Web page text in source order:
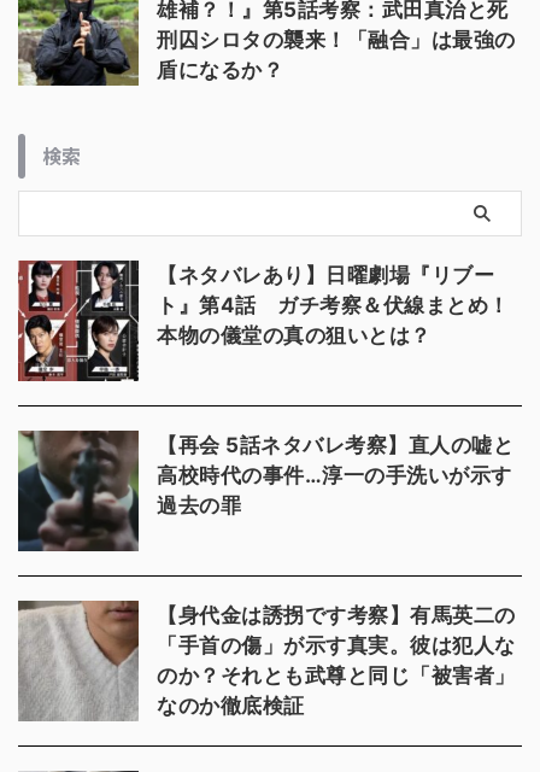
雄補？！』第5話考察：武田真治と死
刑囚シロタの襲来！「融合」は最強の
盾になるか？
検索
【ネタバレあり】日曜劇場『リブー
ト』第4話 ガチ考察＆伏線まとめ！
本物の儀堂の真の狙いとは？
【再会 5話ネタバレ考察】直人の嘘と
高校時代の事件…淳一の手洗いが示す
過去の罪
【身代金は誘拐です考察】有馬英二の
「手首の傷」が示す真実。彼は犯人な
のか？それとも武尊と同じ「被害者」
なのか徹底検証